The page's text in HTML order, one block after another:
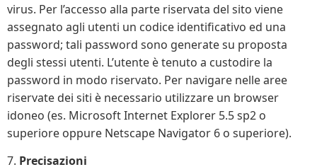
virus. Per l’accesso alla parte riservata del sito viene
assegnato agli utenti un codice identificativo ed una
password; tali password sono generate su proposta
degli stessi utenti. L’utente è tenuto a custodire la
password in modo riservato. Per navigare nelle aree
riservate dei siti è necessario utilizzare un browser
idoneo (es. Microsoft Internet Explorer 5.5 sp2 o
superiore oppure Netscape Navigator 6 o superiore).
7. Precisazioni